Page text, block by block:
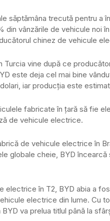
săptămâna trecută pentru a
din vânzările de vehicule noi
chinez de vehicule
vine după ce
este deja cel mai bine
iar producția este
fabricate în țară să fie
de vehicule electrice.
de vehicule electrice în
globale cheie, BYD
electrice în T2, BYD abia a
electrice din lume. Cu
va prelua titlul până la